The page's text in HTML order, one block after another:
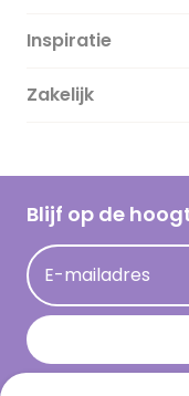
Over ons
Duurzaamheid
Hallmark Kaartclub
Acties
Persberichten
Hallmark en
Inspiratie
Magazine
Cadeau inspiratie
Kaartinspiratie
Zakelijk
Blijf op de
E-mailadres